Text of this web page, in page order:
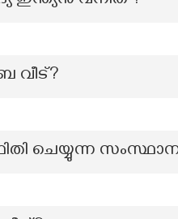
വീട്?
ചെയ്യുന്ന